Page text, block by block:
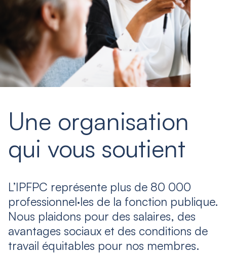
Une organisation
qui vous soutient
L’IPFPC représente plus de 80 000
professionnel·les de la fonction publique.
Nous plaidons pour des salaires, des
avantages sociaux et des conditions de
travail équitables pour nos membres.